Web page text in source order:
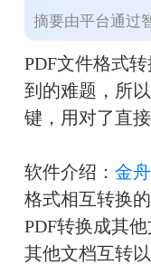
摘要由平台通过
PDF文件格式
到的难题，所
键，用对了直
软件介绍： 金
格式相互转换
PDF转换成其他
其他文档互转